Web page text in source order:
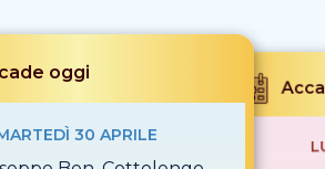
oggi
30 APRILE